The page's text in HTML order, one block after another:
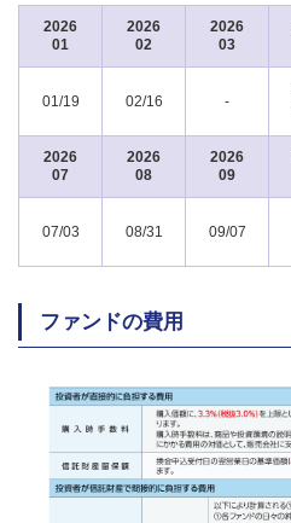
2026
01
2026
02
2026
03
01/19 02/16 -
2026
07
2026
08
2026
09
07/03 08/31 09/07
ファンドの費用